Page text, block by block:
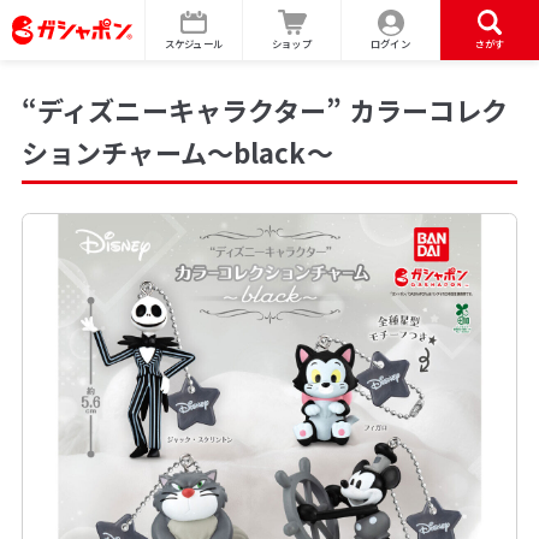
スケジュール ショップ ログイン さがす
“ディズニーキャラクター” カラーコレク
ションチャーム～black～